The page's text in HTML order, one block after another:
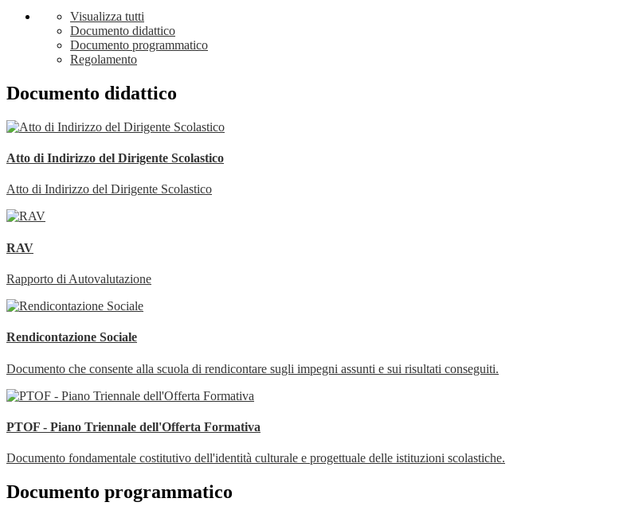
Visualizza tutti
Documento didattico
Documento programmatico
Regolamento
Documento didattico
Atto di Indirizzo del Dirigente Scolastico
Atto di Indirizzo del Dirigente Scolastico
RAV
Rapporto di Autovalutazione
Rendicontazione Sociale
Documento che consente alla scuola di rendicontare sugli impegni assunti e sui risultati conseguiti.
PTOF - Piano Triennale dell'Offerta Formativa
Documento fondamentale costitutivo dell'identità culturale e progettuale delle istituzioni scolastiche.
Documento programmatico